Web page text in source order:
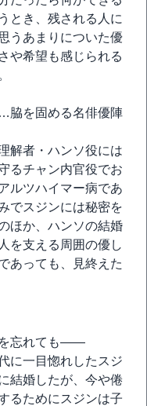
とき、残される人に
うあまりについた優
や希望も感じられる
脇を固める名俳優陣
解者・ハンソ役には
るチャン内官役でお
ルツハイマー病であ
でスジンには秘密を
ほか、ハンソの結婚
を支える周囲の優し
あっても、見終えた
を忘れても――
に一目惚れしたスジ
結婚したが、今や倦
るためにスジンは子